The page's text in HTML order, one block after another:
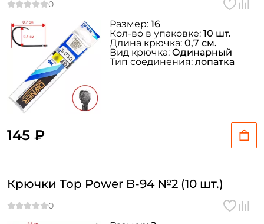
145 ₽
Размер: 16
Кол-во в упаковке: 10 шт.
Длина крючка: 0,7 см.
Вид крючка: Одинарный
Тип соединения: лопатка
Крючки Top Power B-94 №2 (10 шт.)